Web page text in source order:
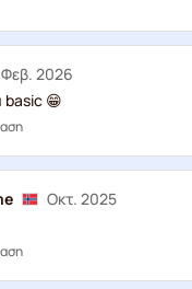
Φεβ. 2026
basic 😁
Οκτ. 2025